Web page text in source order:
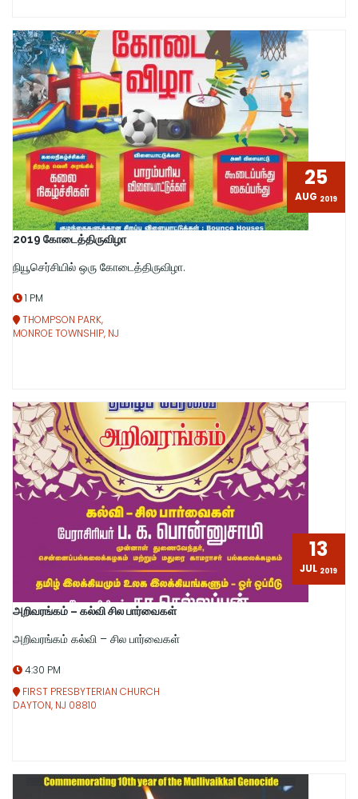
2019 கோடைத்திருவிழா
நியூசெர்சியில் ஒரு கோடைத்திருவிழா.
1 PM
THOMPSON PARK,
MONROE TOWNSHIP, NJ
25
AUG 2019
அறிவரங்கம் – கல்வி சில பார்வைகள்
அறிவரங்கம் கல்வி – சில பார்வைகள்
4:30 PM
FIRST PRESBYTERIAN CHURCH
DAYTON, NJ 08810
13
JUL 2019